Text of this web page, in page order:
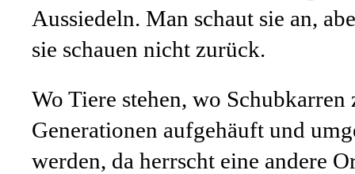
Aussiedeln. Man schaut sie an,
sie schauen nicht zurück.
Wo Tiere stehen, wo
Generationen aufgehäuft und
werden, da herrscht eine andere